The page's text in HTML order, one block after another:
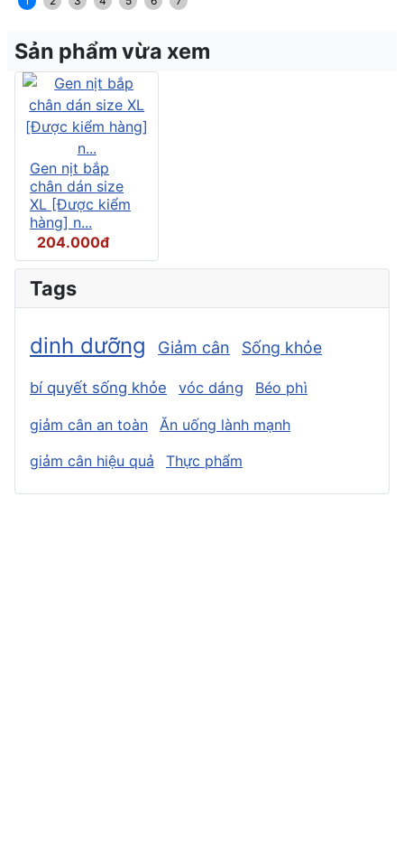
Sản phẩm vừa xem
Gen nịt bắp
chân dán size
XL [Được kiểm
hàng] n...
204.000đ
Tags
dinh dưỡng Giảm cân Sống khỏe
bí quyết sống khỏe vóc dáng Béo phì
giảm cân an toàn
Ăn uống lành mạnh
giảm cân hiệu quả
Thực phẩm